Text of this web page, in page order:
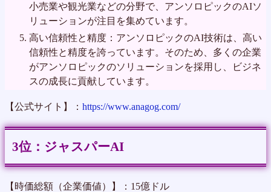
小売業や観光業などの分野で、アンソロピックのAIソ
リューションが注目を集めています。
高い信頼性と精度：アンソロピックのAI技術は、高い
信頼性と精度を誇っています。そのため、多くの企業
がアンソロピックのソリューションを採用し、ビジネ
スの成長に貢献しています。
【公式サイト】： https://www.anagog.com/
ジャスパーAI
【時価総額（企業価値）】：15億ドル